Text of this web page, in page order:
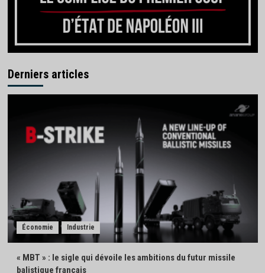
Derniers articles
Économie Industrie
« MBT » : le sigle qui dévoile les ambitions du futur missile
balistique français